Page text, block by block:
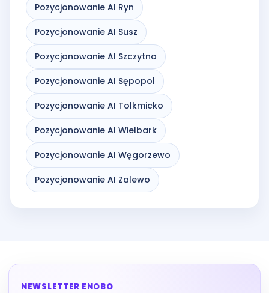
Pozycjonowanie AI Ryn
Pozycjonowanie AI Susz
Pozycjonowanie AI Szczytno
Pozycjonowanie AI Sępopol
Pozycjonowanie AI Tolkmicko
Pozycjonowanie AI Wielbark
Pozycjonowanie AI Węgorzewo
Pozycjonowanie AI Zalewo
NEWSLETTER ENOBO